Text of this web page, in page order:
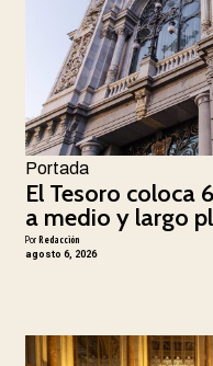
Portada
El Tesoro coloca
a medio y largo
PorRedacción
agosto 6, 2026